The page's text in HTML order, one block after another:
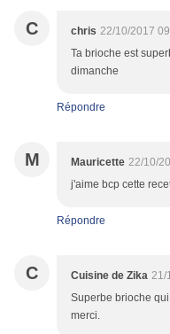
C chris 22/10/2017
Ta brioche est
dimanche
Répondre
M Mauricette 22/10/
j'aime bcp cette
Répondre
C Cuisine de Zika 21/
Superbe brioche
merci.